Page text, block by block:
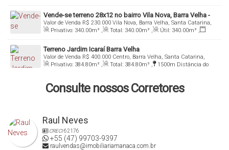
Terreno: 300.00m²
Vende-se terreno 28x12 no bairro Vila Nova, Barra Velha -
SC
R$ 230.000
Valor de Venda
Vila Nova, Barra Velha, Santa Catarina,
BrasilPrivativo: 340.00m² , Total: 340.00m² , Útil: 340.00m² ,
Fundos: 28.00m , Frente: 12.00m
Terreno Jardim Icaraí Barra Velha
R$ 400.000
Valor de Venda
Centro, Barra Velha, Santa Catarina,
BrasilPrivativo: 384.80m² , Total: 384.80m² , 1500m Distância do
Esquerdo: 25 .10 m
Consulte nossos Corretores
Raul Neves
CRECI62176
+55 (47) 99703-9397
raulvendas@imobiliariamanaca.com.br